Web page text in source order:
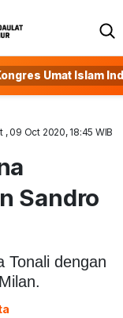
Umat Islam
, 09 Oct 2020, 18:45 WIB
Sandro
Tonali dengan